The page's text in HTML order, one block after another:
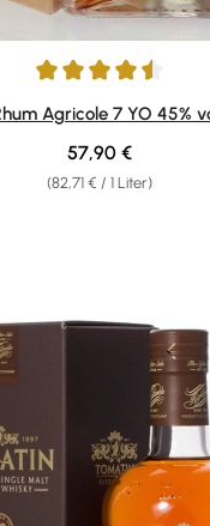
Bewertung von 4.57
Agricole 7 YO 45%
(82,71 € / 1 Liter)
Regulärer Preis:
57,90 €